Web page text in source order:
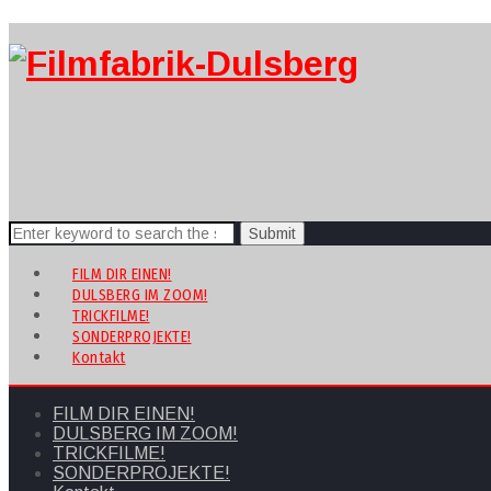
Search
for:
FILM DIR EINEN!
DULSBERG IM ZOOM!
TRICKFILME!
SONDERPROJEKTE!
Kontakt
FILM DIR EINEN!
DULSBERG IM ZOOM!
TRICKFILME!
SONDERPROJEKTE!